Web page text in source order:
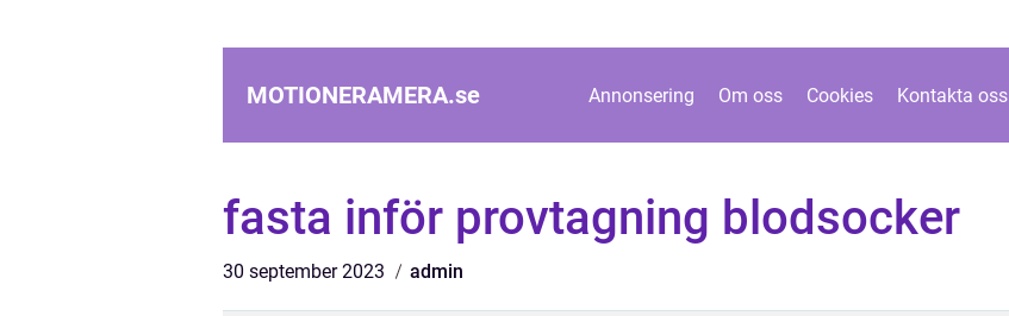
MOTIONERAMERA.se Annonsering Om oss Cookies Kontakta oss
fasta inför provtagning blodsocker
30 september 2023 admin